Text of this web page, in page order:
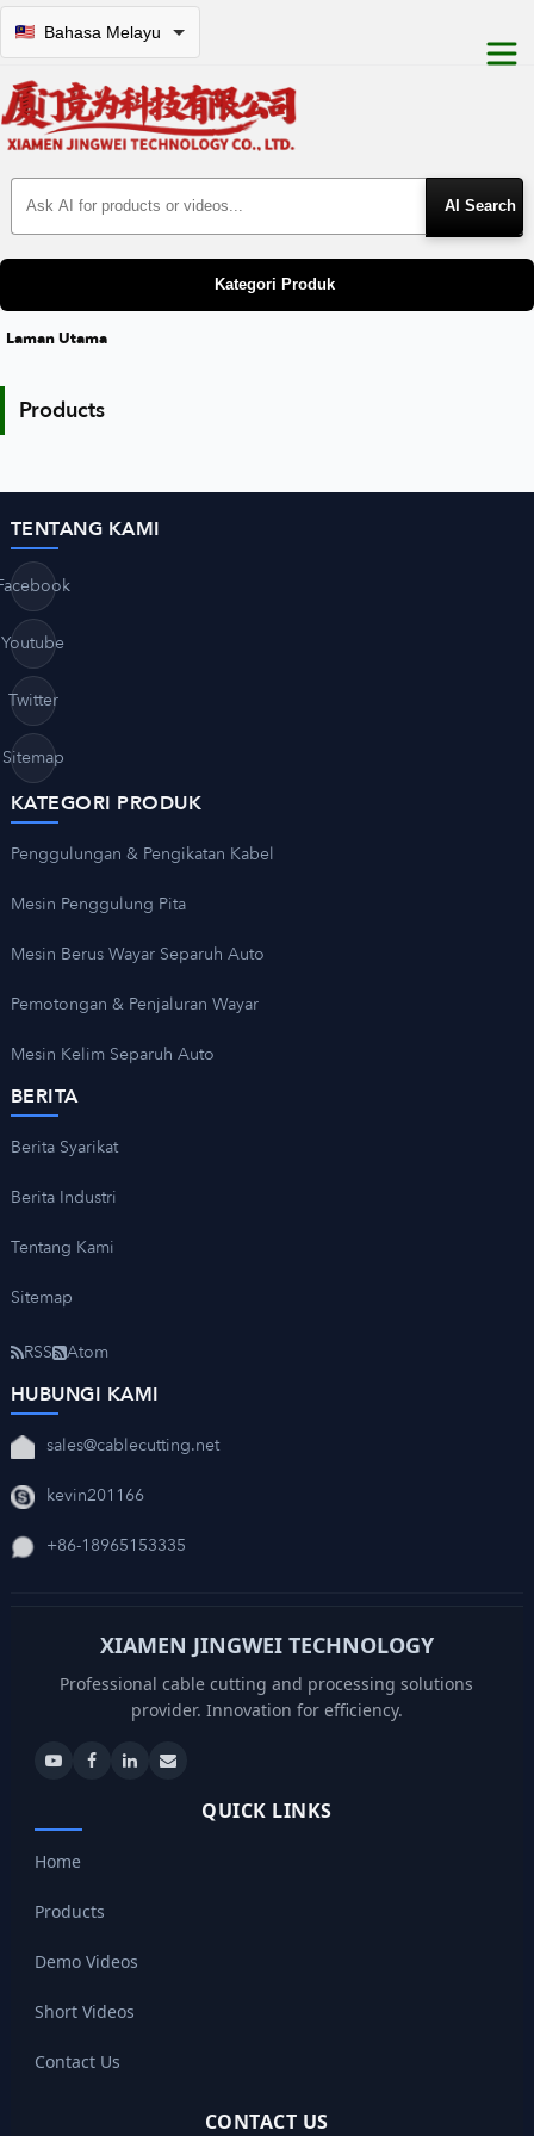
Bahasa Melayu
Search Products
Kategori Produk
Laman Utama
Products
TENTANG KAMI
Youtube
Twitter
Sitemap
KATEGORI PRODUK
Penggulungan & Pengikatan Kabel
Mesin Penggulung Pita
Mesin Berus Wayar Separuh Auto
Pemotongan & Penjaluran Wayar
Mesin Kelim Separuh Auto
BERITA
Berita Syarikat
Berita Industri
Tentang Kami
Sitemap
RSS Atom
HUBUNGI KAMI
sales@cablecutting.net
kevin201166
+86-18965153335
XIAMEN JINGWEI TECHNOLOGY
Professional cable cutting and processing solutions
provider. Innovation for efficiency.
QUICK LINKS
Home
Products
Demo Videos
Short Videos
Contact Us
CONTACT US